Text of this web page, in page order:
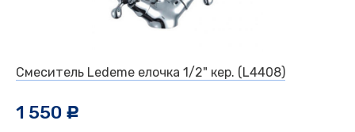
Смеситель Ledeme елочка 1/2" кер. (L4408)
1 550 c